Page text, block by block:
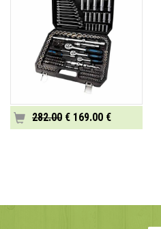
282.00 € 169.00 €